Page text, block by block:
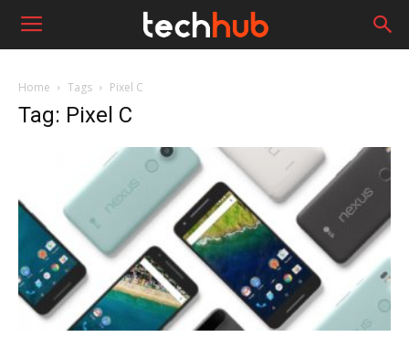
Home Tags Pixel C
Tag: Pixel C